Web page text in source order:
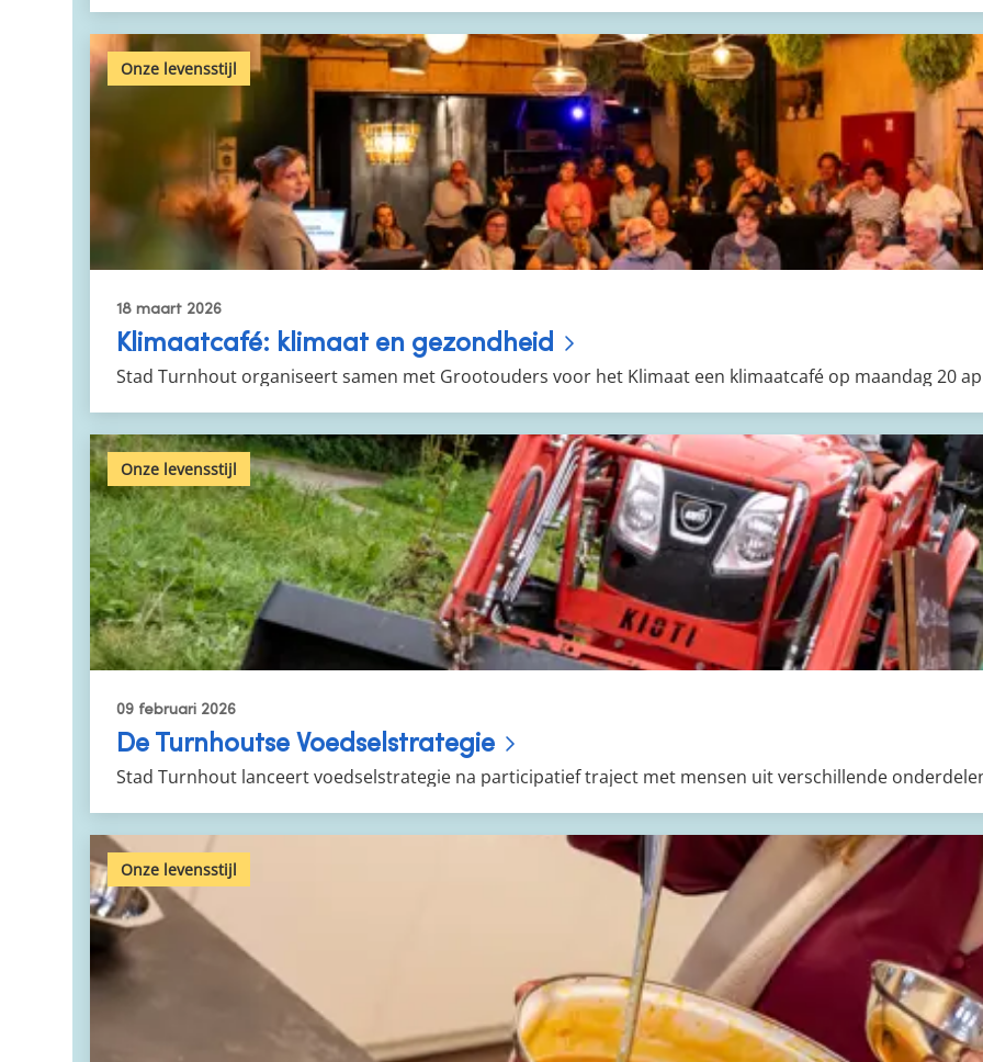
Klimaatcafé: klimaat en gezondheid
18 maart 2026
Onze levensstijl
Stad Turnhout organiseert samen met Grootouders voor het Klimaat een klimaatcafé op maandag 20
De Turnhoutse Voedselstrategie
09 februari 2026
Onze levensstijl
Stad Turnhout lanceert voedselstrategie na participatief traject met mensen uit verschillende
Onze levensstijl